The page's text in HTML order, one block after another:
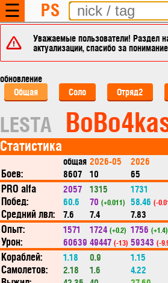
☰ PS
Уважаемые пользователи! Раздел
актуализации, спасибо за
обновление
Общая
Соло Отряд2
LESTA
Статистика
общая 2026-05 2026
Боев: 8607 10 65
PRO alfa 2057 1315 1731
Побед: 60.6 70 (+0.011) 58.46 (-
Средний лвл: 7.6 7.4 7.83
Опыт: 1571 1724 (+0.2) 1756 (+1.4)
Урон: 60639 49447 (-13) 59343 (-
Кораблей: 1.18 0.9 1.15
Самолетов: 2.18 1.6 4.22